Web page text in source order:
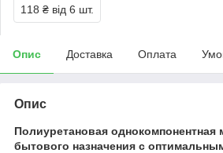
118 ₴ від 6 шт.
Опис Доставка Оплата
Опис
Полиуретановая однокомпонентная
бытового назначения с